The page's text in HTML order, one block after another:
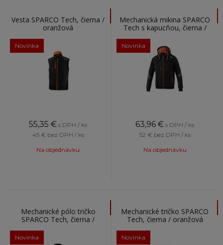
Vesta SPARCO Tech, čierna /
oranžová
Novinka
55,35 € s DPH / ks
45 € bez DPH / ks
Na objednávku
Mechanická mikina SPARCO
Tech s kapucňou, čierna /
oranžová
Novinka
63,96 € s DPH / ks
52 € bez DPH / ks
Na objednávku
Mechanické pólo tričko
SPARCO Tech, čierna /
Novinka
Mechanické tričko SPARCO
Tech, čierna / oranžová
Novinka